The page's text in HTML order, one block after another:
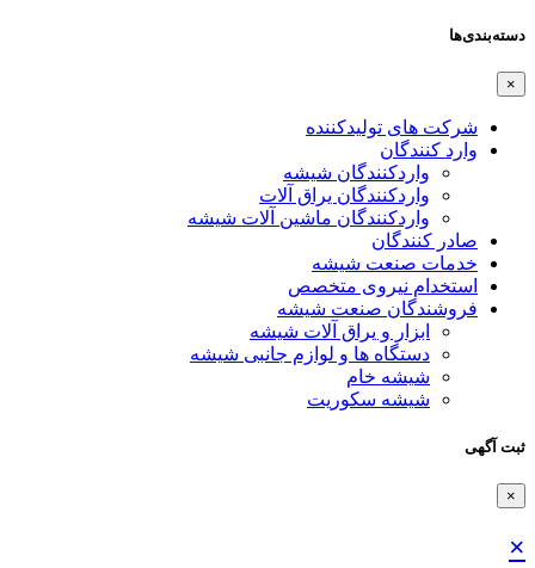
دسته‌بندی‌ها
×
شرکت های تولیدکننده
وارد کنندگان
واردکنندگان شیشه
واردکنندگان یراق آلات
واردکنندگان ماشین آلات شیشه
صادر کنندگان
خدمات صنعت شیشه
استخدام نیروی متخصص
فروشندگان صنعت شیشه
ابزار و یراق آلات شیشه
دستگاه ها و لوازم جانبی شیشه
شیشه خام
شیشه سکوریت
ثبت آگهی
×
×